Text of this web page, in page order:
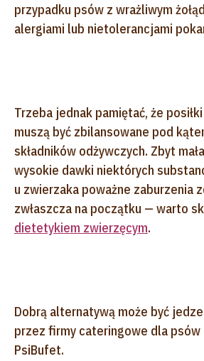
przypadku psów z wrażliwym
alergiami lub nietolerancjami
Trzeba jednak pamiętać, że
muszą być zbilansowane pod
składników odżywczych. Zbyt
wysokie dawki niektórych
u zwierzaka poważne zaburzenia
zwłaszcza na początku — warto
dietetykiem zwierzęcym.
Dobrą alternatywą może być
przez firmy cateringowe dla
PsiBufet.